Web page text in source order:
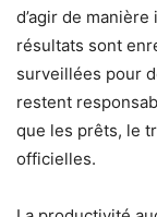
d’agir de
résultats sont
surveillées pour
restent
que les prêts, le
officielles.